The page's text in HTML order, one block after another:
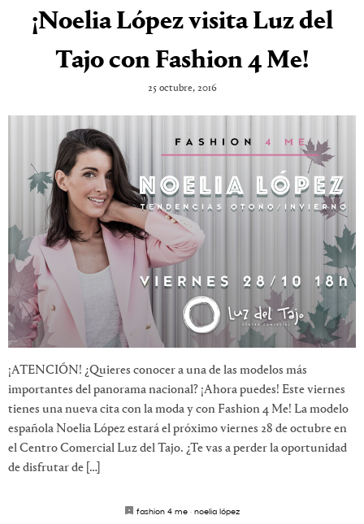
¡Noelia López visita Luz del
Tajo con Fashion 4 Me!
25 octubre, 2016
¡ATENCIÓN! ¿Quieres conocer a una de las modelos más
importantes del panorama nacional? ¡Ahora puedes! Este viernes
tienes una nueva cita con la moda y con Fashion 4 Me! La modelo
española Noelia López estará el próximo viernes 28 de octubre en
el Centro Comercial Luz del Tajo. ¿Te vas a perder la oportunidad
de disfrutar de […]
fashion 4 me · noelia lópez